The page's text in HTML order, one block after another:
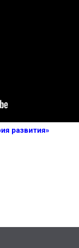
развития»